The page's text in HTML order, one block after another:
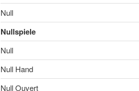
Null
Nullspiele
Null
Null Hand
Null Ouvert